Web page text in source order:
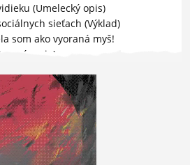
(Umelecký opis)
sieťach (Výklad)
som ako vyoraná myš!
MOŽNOSTI »
3. 2023 09:54